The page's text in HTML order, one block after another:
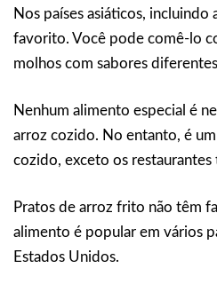
Nos países asiáticos, incluindo
favorito. Você pode comê-lo
molhos com sabores
Nenhum alimento especial é
arroz cozido. No entanto, é
cozido, exceto os restaurantes
Pratos de arroz frito não têm
alimento é popular em vários
Estados Unidos.